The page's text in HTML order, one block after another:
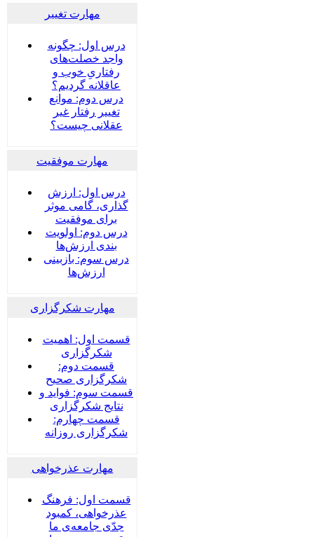
مهارت تغییر
درس اول: چگونه
واجد خصلت‌های
رفتاریِ خوب و
عاقلانه گردیم؟
درس دوم: موانع
تغییر رفتار غیر
عقلانی چیست؟
مهارت موفقیت
درس اول: ارزش
گذاری، گامی موثر
برای موفقیت
درس دوم: اولویت
بندی ارزش‌ها
درس سوم: بازبینی
ارزش‌ها
مهارت شکرگزاری
قسمت اول: اهمیت
شکرگزاری
قسمت دوم:
شکرگزاری صحیح
قسمت سوم: فواید و
نتایج شکرگزاری
قسمت چهارم:
شکرگزاری روزانه
مهارت عذرخواهی
قسمت اول: فرهنگ
عذرخواهی، کمبود
جدّی جامعه‌ی ما